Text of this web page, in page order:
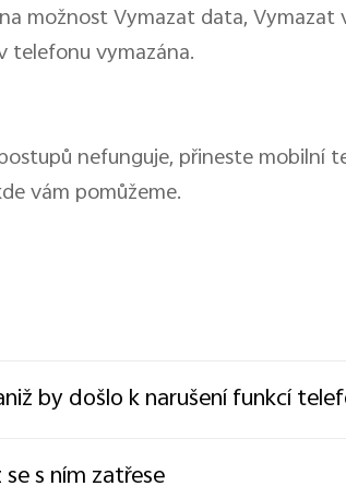
možnost Vymazat data, Vymazat
telefonu vymazána.
nefunguje, přineste mobilní
vám pomůžeme.
by došlo k narušení funkcí
s ním zatřese